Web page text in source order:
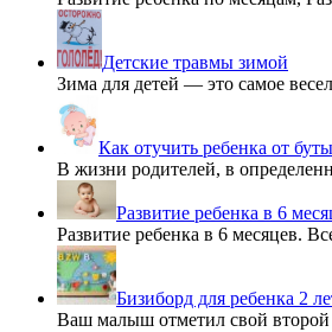
Детские травмы зимой
Зима для детей — это самое
Как отучить ребенка от
В жизни родителей, в
Развитие ребенка в 6
Развитие ребенка в 6 месяцев.
Бизиборд для ребенка 2
Ваш малыш отметил свой